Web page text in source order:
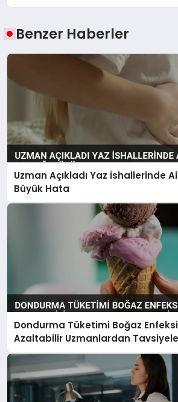
Benzer Haberler
Uzman Açıkladı Yaz İshallerinde
Büyük Hata
Dondurma Tüketimi Boğaz
Azaltabilir Uzmanlardan